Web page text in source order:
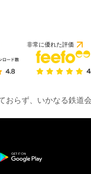
非常に優れた評価
おらず、いかなる鉄道